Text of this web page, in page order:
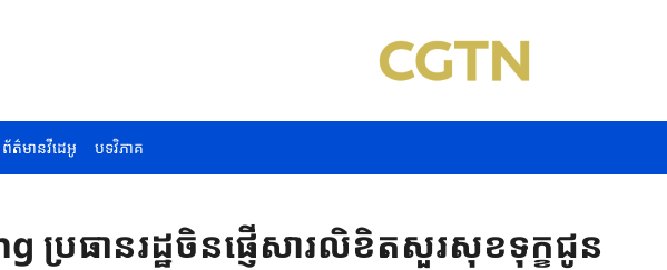
ព័ត៌មានវីដេអូ បទវិភាគ
ប្រធានរដ្ឋចិន​ផ្ញើសារលិខិតសួរសុខទុក្ខ​ជូន